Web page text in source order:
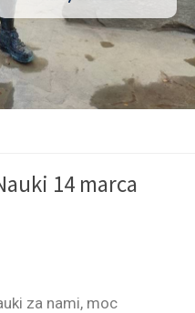
14 marca
za nami, moc